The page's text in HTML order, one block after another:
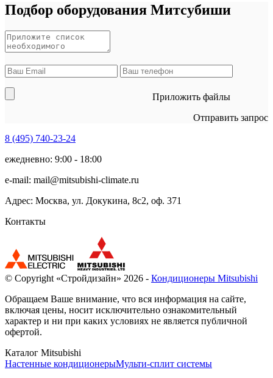
Подбор оборудования Митсубиши
Приложить файлы
Отправить запрос
8 (495) 740-23-24
ежедневно: 9:00 - 18:00
e-mail: mail@mitsubishi-climate.ru
Адрес: Москва, ул. Докукина, 8с2, оф. 371
Контакты
© Copyright «Стройдизайн» 2026 - Кондиционеры Mitsubishi
Обращаем Ваше внимание, что вся информация на сайте,
включая цены, носит исключительно ознакомительный
характер и ни при каких условиях не является публичной
офертой.
Каталог Mitsubishi
Настенные кондиционерыМульти-сплит системы